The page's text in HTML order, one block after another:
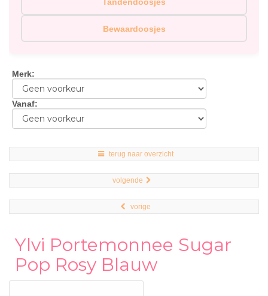
Bewaardoosjes
Merk:
Vanaf:
terug naar overzicht
volgende
vorige
Ylvi Portemonnee Sugar
Pop Rosy Blauw